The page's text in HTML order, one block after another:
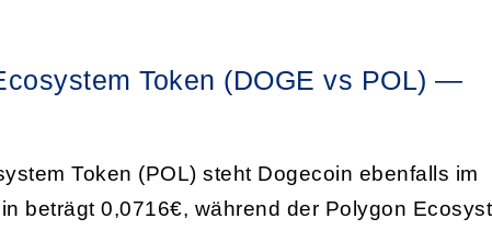
Token (DOGE vs POL) —
Token (POL) steht Dogecoin ebenfalls im
beträgt 0,0716€, während der Polygon